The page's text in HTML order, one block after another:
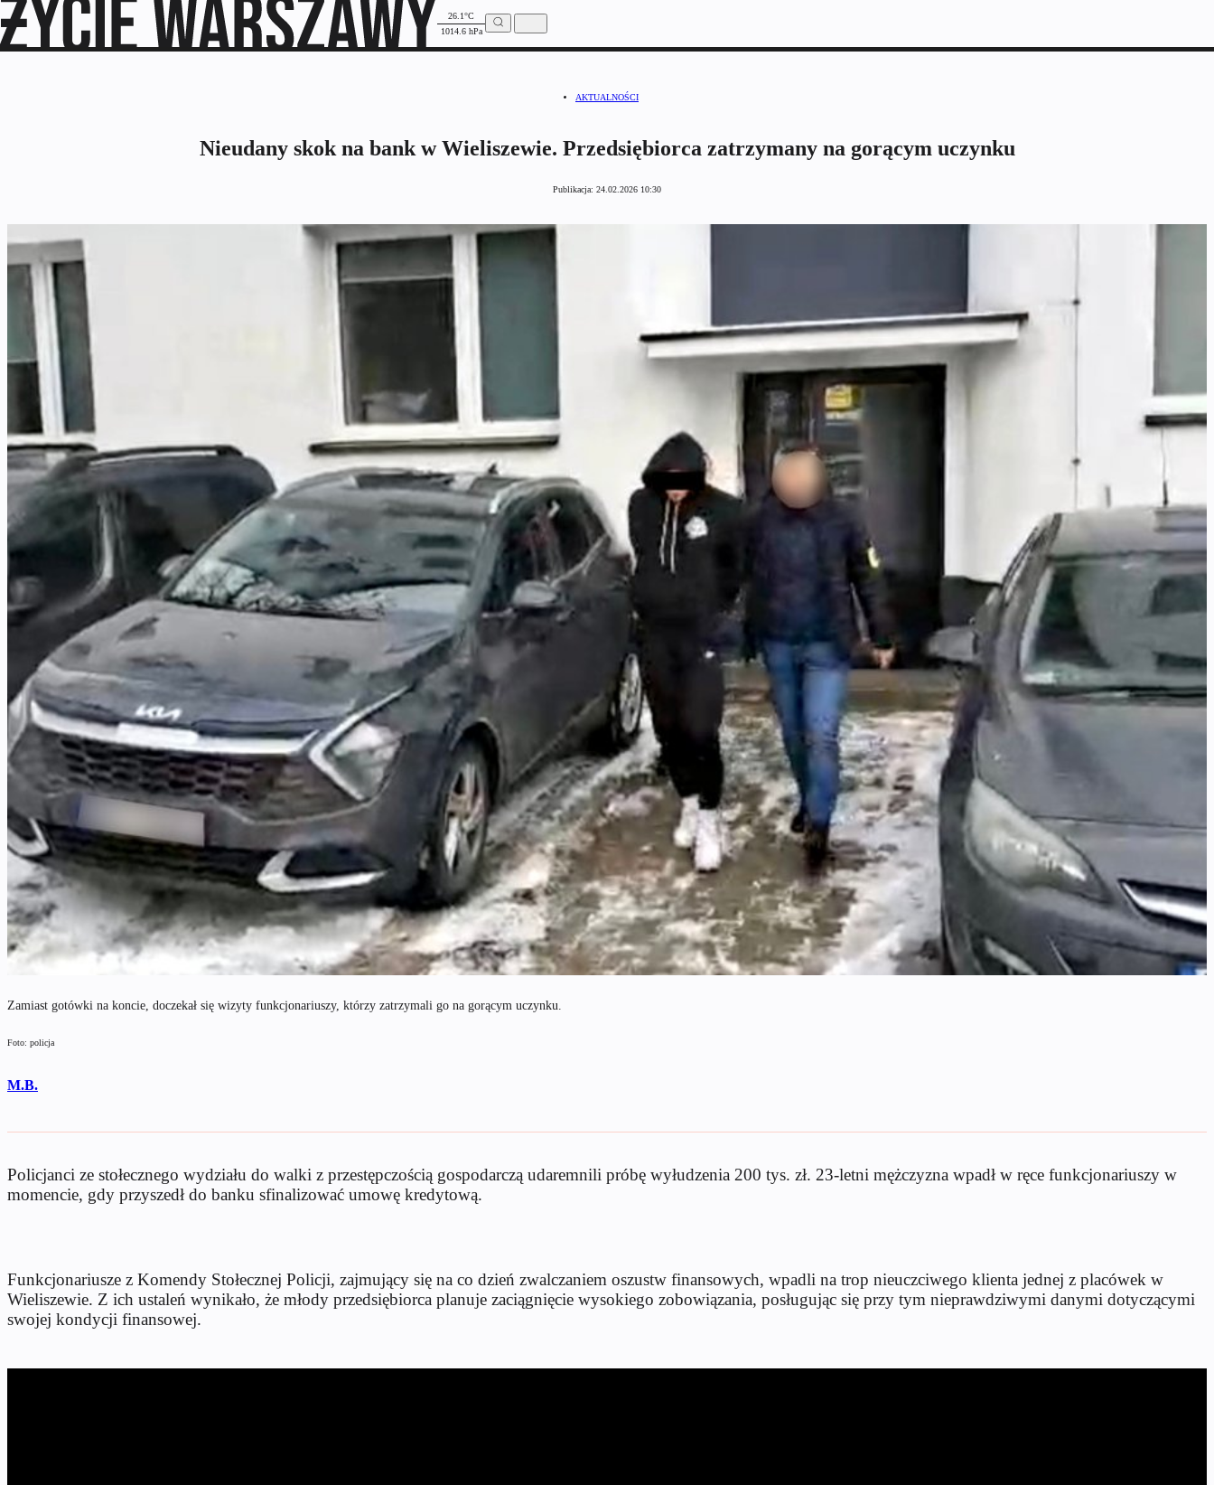
26.1°C
1014.6 hPa
AKTUALNOŚCI
Nieudany skok na bank w Wieliszewie. Przedsiębiorca zatrzymany na gorącym uczynku
Publikacja: 24.02.2026 10:30
Zamiast gotówki na koncie, doczekał się wizyty funkcjonariuszy, którzy zatrzymali go na gorącym uczynku.
Foto: policja
M.B.
Policjanci ze stołecznego wydziału do walki z przestępczością gospodarczą udaremnili próbę wyłudzenia 200 tys. zł. 23-letni mężczyzna wpadł w ręce funkcjonariuszy w
momencie, gdy przyszedł do banku sfinalizować umowę kredytową.
Funkcjonariusze z Komendy Stołecznej Policji, zajmujący się na co dzień zwalczaniem oszustw finansowych, wpadli na trop nieuczciwego klienta jednej z placówek w
Wieliszewie. Z ich ustaleń wynikało, że młody przedsiębiorca planuje zaciągnięcie wysokiego zobowiązania, posługując się przy tym nieprawdziwymi danymi dotyczącymi
swojej kondycji finansowej.